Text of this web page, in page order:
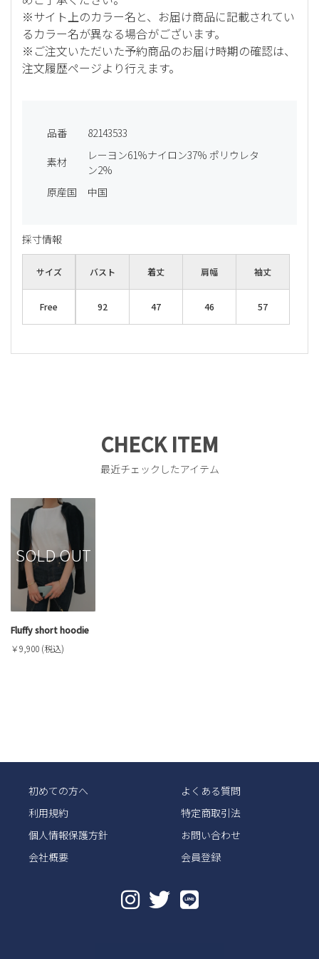
※サイト上のカラー名と、お届け商品に記載されてい
るカラー名が異なる場合がございます。
※ご注文いただいた予約商品のお届け時期の確認は、
注文履歴ページより行えます。
品番 82143533
素材
レーヨン61%ナイロン37% ポリウレタ
ン2%
原産国
中国
採寸情報
サイズ バスト 着丈 肩幅 袖丈
Free 92 47 46 57
CHECK ITEM
最近チェックしたアイテム
SOLD OUT
Fluffy short hoodie
￥9,900 (税込)
初めての方へ
よくある質問
利用規約
特定商取引法
個人情報保護方針
お問い合わせ
会社概要
会員登録